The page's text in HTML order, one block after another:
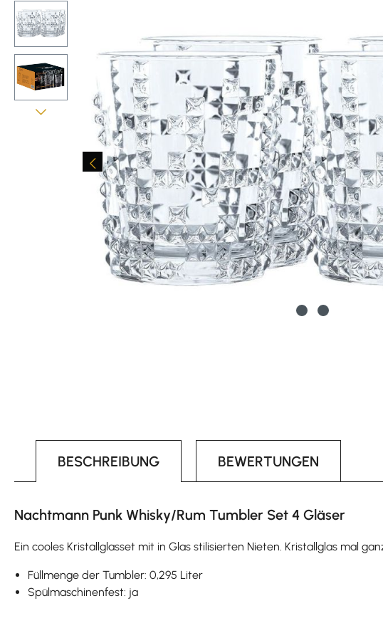
Bildergalerie überspringen
BESCHREIBUNG BEWERTUNGEN
Nachtmann Punk Whisky/Rum Tumbler Set 4 Gläser
Ein cooles Kristallglasset mit in Glas stilisierten Nieten. Kristallglas mal
Füllmenge der Tumbler: 0,295 Liter
Spülmaschinenfest: ja